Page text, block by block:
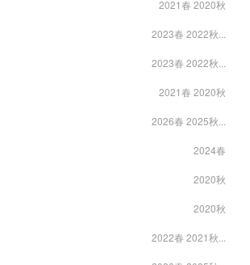
2021春 2020秋
2023春 2022秋...
2023春 2022秋...
2021春 2020秋
2026春 2025秋...
2024春
2020秋
2020秋
2022春 2021秋...